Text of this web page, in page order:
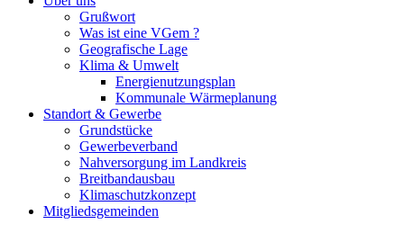
Grußwort
Was ist eine VGem ?
Geografische Lage
Klima & Umwelt
Energienutzungsplan
Kommunale Wärmeplanung
Standort & Gewerbe
Grundstücke
Gewerbeverband
Nahversorgung im Landkreis
Breitbandausbau
Klimaschutzkonzept
Mitgliedsgemeinden